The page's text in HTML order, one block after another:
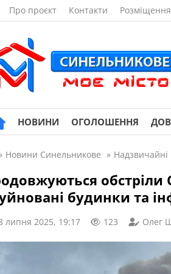
Про проєкт Контакти
НОВИНИ ОГОЛОШЕННЯ
Новини Синельникове » Надзвичайні
обстріли
будинки та
липня 2025, 19:17 123 Олег